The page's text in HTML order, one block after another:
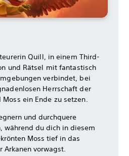
Quill, in einem Third-
und Rätsel mit fantastisch
verbindet, bei
Herrschaft der
ein Ende zu setzen.
und durchquere
während du dich in diesem
Moss tief in das
Arkanen vorwagst.